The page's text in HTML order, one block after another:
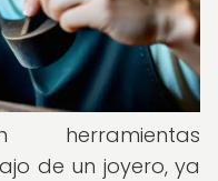
de un joyero, ya